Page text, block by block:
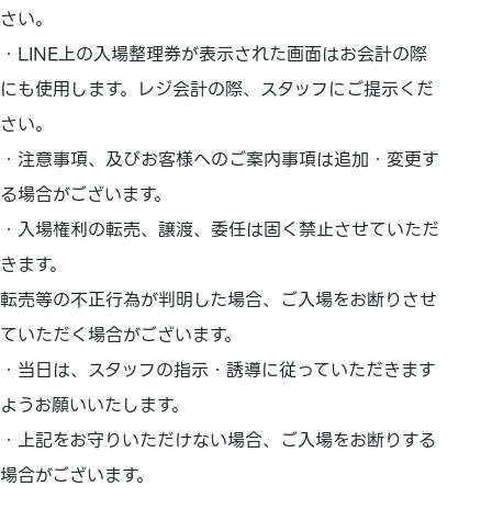
さい。
・LINE上の入場整理券が表示された画面はお会計の際
にも使用します。レジ会計の際、スタッフにご提示くだ
さい。
・注意事項、及びお客様へのご案内事項は追加・変更す
る場合がございます。
・入場権利の転売、譲渡、委任は固く禁止させていただ
きます。
転売等の不正行為が判明した場合、ご入場をお断りさせ
ていただく場合がございます。
・当日は、スタッフの指示・誘導に従っていただきます
ようお願いいたします。
・上記をお守りいただけない場合、ご入場をお断りする
場合がございます。